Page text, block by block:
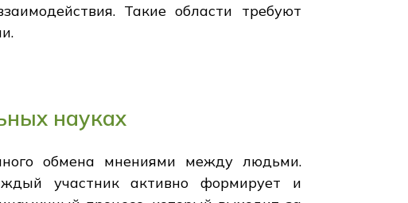
Такие области требуют
науках
обмена мнениями между людьми.
участник активно формирует и